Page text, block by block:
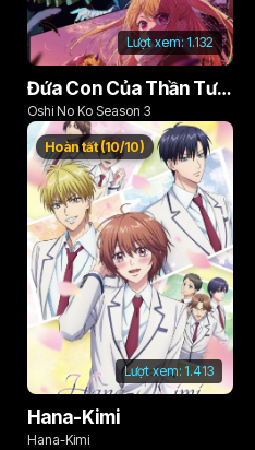
Lượt xem: 1.132
Đứa Con Của Thần Tượng (Phần 3)
Oshi No Ko Season 3
Lượt xem: 1.413
Hoàn tất (10/10)
Hana-Kimi
Hana-Kimi